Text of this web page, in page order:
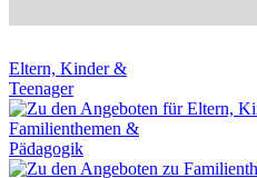
Eltern, Kinder &
Teenager
Familienthemen &
Pädagogik